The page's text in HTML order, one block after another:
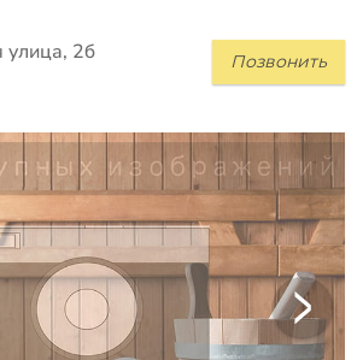
Позвонить
2б